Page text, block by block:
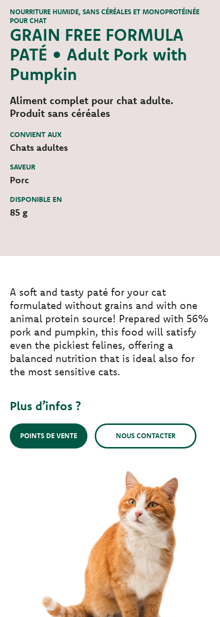
GRAIN FREE FORMULA
PATÉ • Adult Pork with
Pumpkin
NOURRITURE HUMIDE, SANS CÉRÉALES ET MONOPROTÉINÉE
POUR CHAT
Aliment complet pour chat adulte.
Produit sans céréales
CONVIENT AUX
Chats adultes
SAVEUR
Porc
DISPONIBLE EN
85 g
A soft and tasty paté for your cat
formulated without grains and with one
animal protein source! Prepared with 56%
pork and pumpkin, this food will satisfy
even the pickiest felines, offering a
balanced nutrition that is ideal also for
the most sensitive cats.
Plus d’infos ?
POINTS DE VENTE NOUS CONTACTER